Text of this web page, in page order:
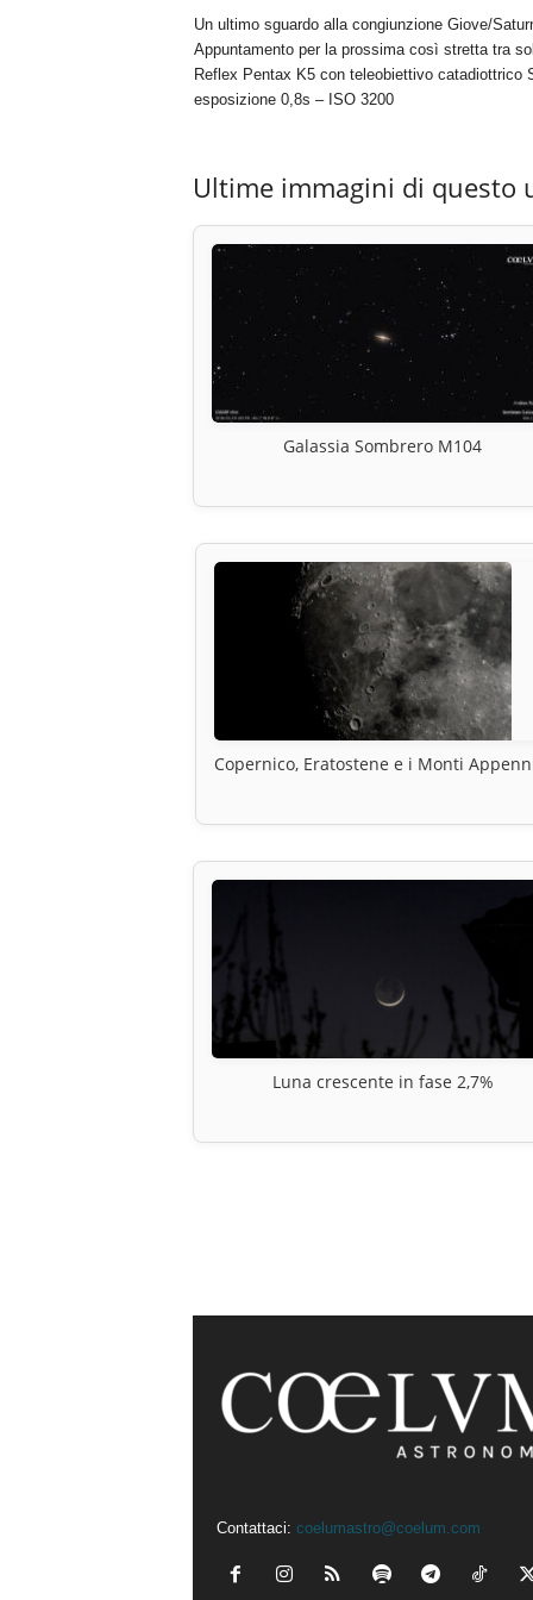
Un ultimo sguardo alla congiunzione Giove/
Appuntamento per la prossima così stretta tra
Reflex Pentax K5 con teleobiettivo catadiottrico
esposizione 0,8s – ISO 3200
Ultime immagini di questo
Galassia Sombrero M104
Copernico, Eratostene e i Monti
Luna crescente in fase 2,7%
Contattaci: coelumastro@coelum.com